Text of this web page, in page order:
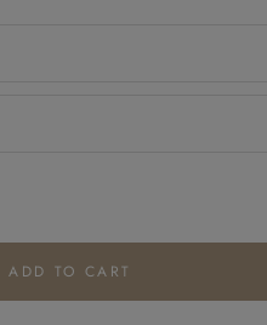
ADD TO CART